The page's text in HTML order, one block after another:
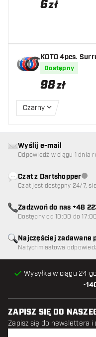
6zł
KOTO 4pcs.
Dostępny
98zł
Czarny
•
Wysyłka w ciągu 24
Najczęściej zadawane
Natychmiastowa
Wyślij e-mail
Odpowiedź w ciągu 1 dnia
Czat z Dartshopper
Czat jest dostępny 24/7,
Zadzwoń do nas +48
Dostępny od 10:00 do
ZAPISZ SIĘ DO
Zapisz się do newslettera